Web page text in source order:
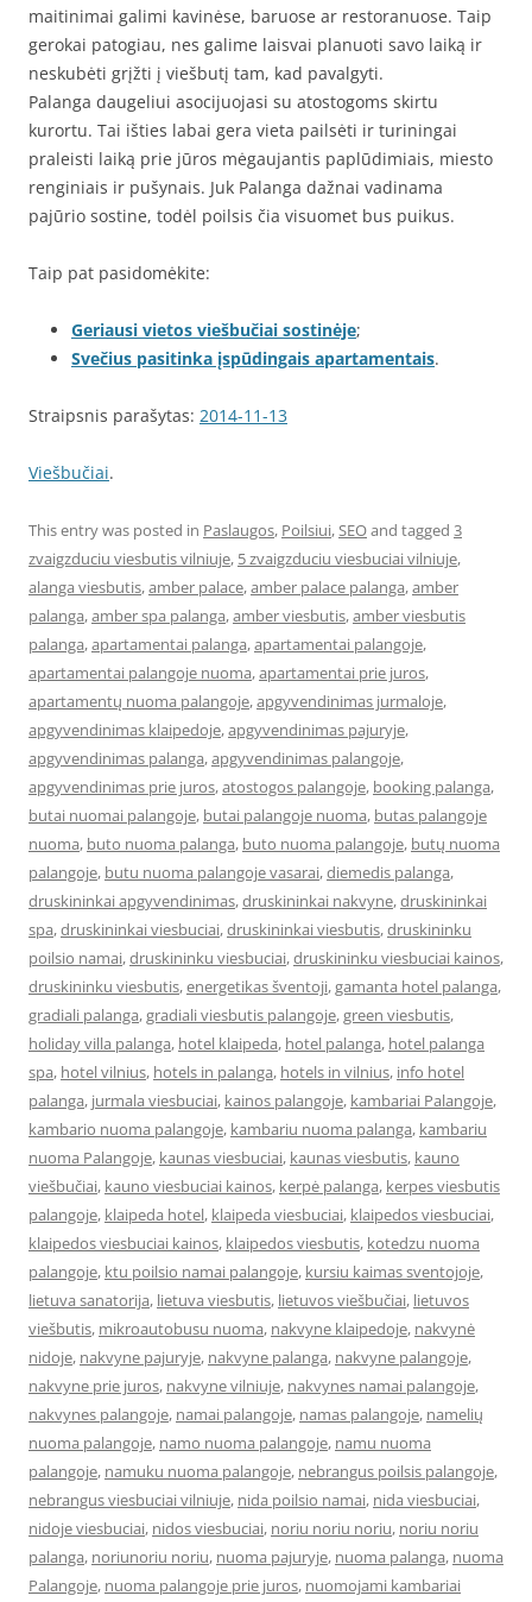
maitinimai galimi kavinėse, baruose ar restoranuose. Taip
gerokai patogiau, nes galime laisvai planuoti savo laiką ir
neskubėti grįžti į viešbutį tam, kad pavalgyti.
Palanga daugeliui asocijuojasi su atostogoms skirtu
kurortu. Tai išties labai gera vieta pailsėti ir turiningai
praleisti laiką prie jūros mėgaujantis paplūdimiais, miesto
renginiais ir pušynais. Juk Palanga dažnai vadinama
pajūrio sostine, todėl poilsis čia visuomet bus puikus.
Taip pat pasidomėkite:
Geriausi vietos viešbučiai sostinėje;
Svečius pasitinka įspūdingais apartamentais.
Straipsnis parašytas: 2014-11-13
Viešbučiai.
This entry was posted in Paslaugos, Poilsiui,SEOand tagged 3
zvaigzduciu viesbutis vilniuje, 5 zvaigzduciu viesbuciai vilniuje,
alanga viesbutis,amber palace,amber palace palanga,amber
palanga,amber spa palanga,amber viesbutis,amber viesbutis
palanga,apartamentai palanga,apartamentai palangoje,
apartamentai palangoje nuoma,apartamentai prie juros,
apartamentų nuoma palangoje,apgyvendinimas jurmaloje,
apgyvendinimas klaipedoje,apgyvendinimas pajuryje,
apgyvendinimas palanga,apgyvendinimas palangoje,
apgyvendinimas prie juros,atostogos palangoje, booking palanga,
butai nuomai palangoje, butai palangoje nuoma, butas palangoje
nuoma, buto nuoma palanga, buto nuoma palangoje, butų nuoma
palangoje, butu nuoma palangoje vasarai,diemedis palanga,
druskininkai apgyvendinimas,druskininkai nakvyne,druskininkai
spa,druskininkai viesbuciai,druskininkai viesbutis,druskininku
poilsio namai,druskininku viesbuciai,druskininku viesbuciai kainos,
druskininku viesbutis,energetikas šventoji,gamanta hotel palanga,
gradiali palanga,gradiali viesbutis palangoje,green viesbutis,
holiday villa palanga, hotel klaipeda, hotel palanga, hotel palanga
spa, hotel vilnius, hotels in palanga, hotels in vilnius, info hotel
palanga, jurmala viesbuciai, kainos palangoje, kambariai Palangoje,
kambario nuoma palangoje, kambariu nuoma palanga, kambariu
nuoma Palangoje, kaunas viesbuciai, kaunas viesbutis, kauno
viešbučiai, kauno viesbuciai kainos, kerpė palanga, kerpes viesbutis
palangoje, klaipeda hotel, klaipeda viesbuciai, klaipedos viesbuciai,
klaipedos viesbuciai kainos, klaipedos viesbutis, kotedzu nuoma
palangoje, ktu poilsio namai palangoje, kursiu kaimas sventojoje,
lietuva sanatorija, lietuva viesbutis, lietuvos viešbučiai, lietuvos
viešbutis, mikroautobusu nuoma, nakvyne klaipedoje, nakvynė
nidoje, nakvyne pajuryje, nakvyne palanga, nakvyne palangoje,
nakvyne prie juros, nakvyne vilniuje, nakvynes namai palangoje,
nakvynes palangoje, namai palangoje, namas palangoje, namelių
nuoma palangoje, namo nuoma palangoje, namu nuoma
palangoje, namuku nuoma palangoje, nebrangus poilsis palangoje,
nebrangus viesbuciai vilniuje, nida poilsio namai, nida viesbuciai,
nidoje viesbuciai, nidos viesbuciai, noriu noriu noriu, noriu noriu
palanga, noriunoriu noriu, nuoma pajuryje, nuoma palanga, nuoma
Palangoje, nuoma palangoje prie juros, nuomojami kambariai